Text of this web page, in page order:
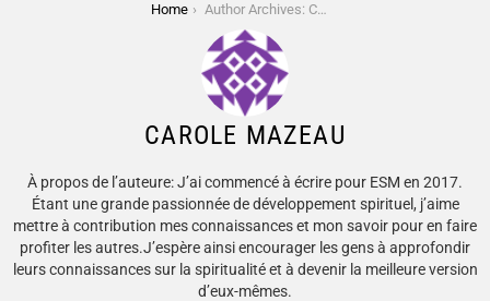
Home Author Archives: Carole Mazeau
CAROLE MAZEAU
À propos de l’auteure: J’ai commencé à écrire pour ESM en 2017.
Étant une grande passionnée de développement spirituel, j’aime
mettre à contribution mes connaissances et mon savoir pour en faire
profiter les autres.J’espère ainsi encourager les gens à approfondir
leurs connaissances sur la spiritualité et à devenir la meilleure version
d’eux-mêmes.